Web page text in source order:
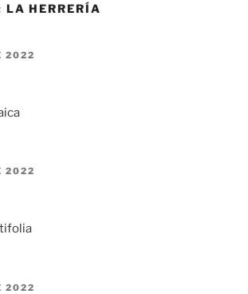
LA HERRERÍA
2022
2022
2022